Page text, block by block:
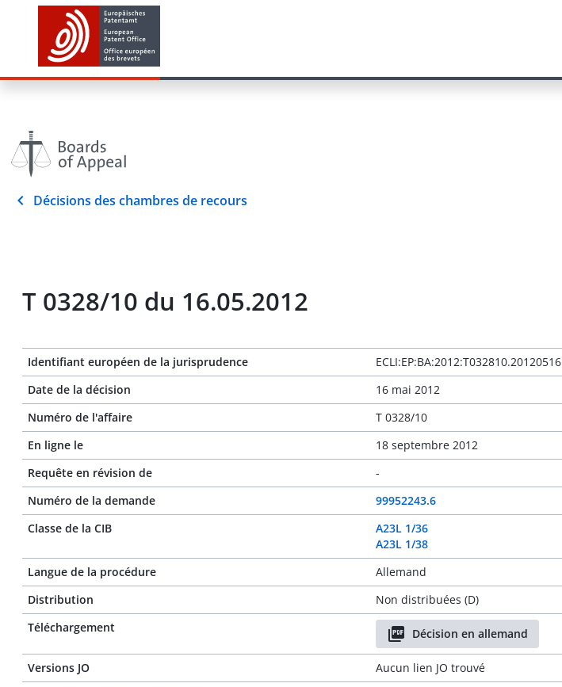
Décisions des chambres de recours
T 0328/10 du 16.05.2012
Identifiant européen de la jurisprudence
ECLI:EP:BA:2012:T032810.20120516
Date de la décision
16 mai 2012
Numéro de l'affaire
T 0328/10
En ligne le
18 septembre 2012
Requête en révision de
-
Numéro de la demande
99952243.6
Classe de la CIB
A23L 1/36
A23L 1/38
Langue de la procédure
Allemand
Distribution
Non distribuées (D)
Téléchargement
Décision en allemand
Versions JO
Aucun lien JO trouvé